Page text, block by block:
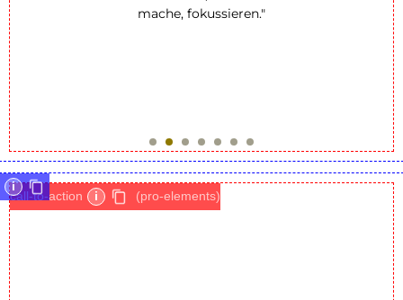
mache, fokussieren."
call-to-action i (pro-elements)
i